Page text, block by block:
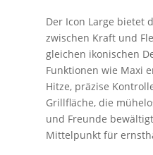
Der Icon Large bietet
zwischen Kraft und
gleichen ikonischen
Funktionen wie Maxi
Hitze, präzise
Grillfläche, die
und Freunde
Mittelpunkt für